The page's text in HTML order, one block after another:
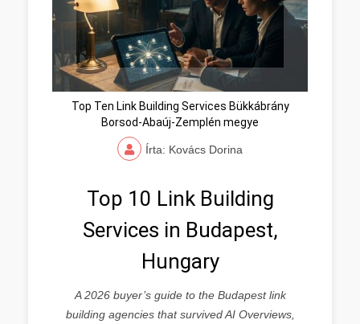
Top Ten Link Building Services Bükkábrány
Borsod-Abaúj-Zemplén megye
Írta: Kovács Dorina
Top 10 Link Building
Services in Budapest,
Hungary
A 2026 buyer’s guide to the Budapest link
building agencies that survived AI Overviews,